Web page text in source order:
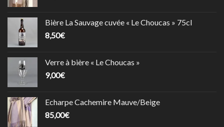
Bière La Sauvage cuvée « Le Choucas » 75cl
8,50€
Verre à bière « Le Choucas »
9,00€
Echarpe Cachemire Mauve/Beige
85,00€